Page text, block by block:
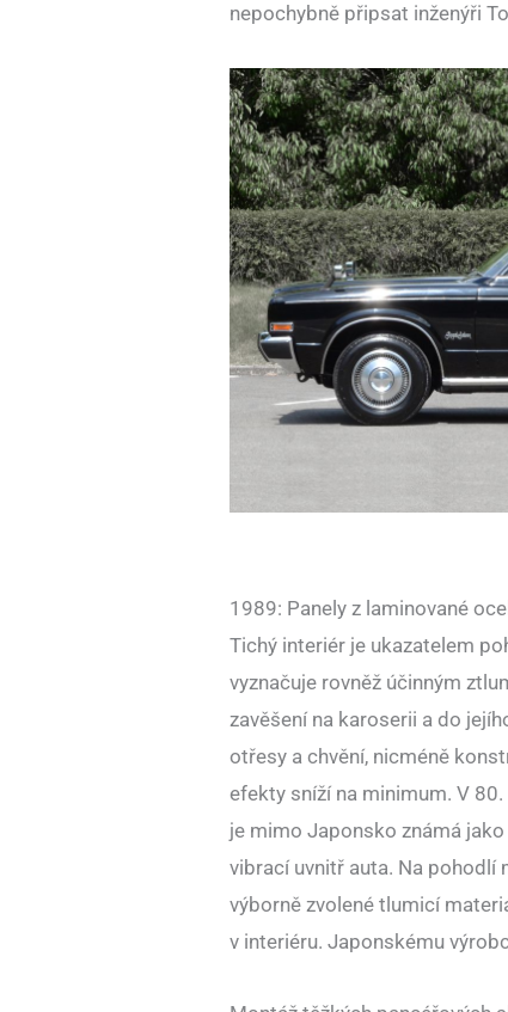
nepochybně připsat inženýři
1989: Panely z laminované
Tichý interiér je ukazatelem
vyznačuje rovněž účinným
zavěšení na karoserii a do
otřesy a chvění, nicméně
efekty sníží na minimum. V
je mimo Japonsko známá
vibrací uvnitř auta. Na pohodlí
výborně zvolené tlumicí
v interiéru. Japonskému